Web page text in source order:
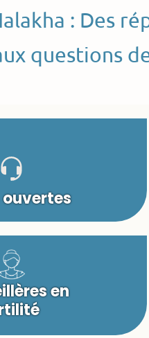
: Des
questions
ouvertes
en